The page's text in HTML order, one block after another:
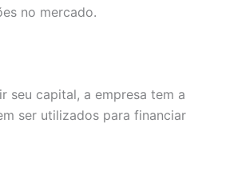
no mercado.
seu capital, a empresa tem a
ser utilizados para financiar